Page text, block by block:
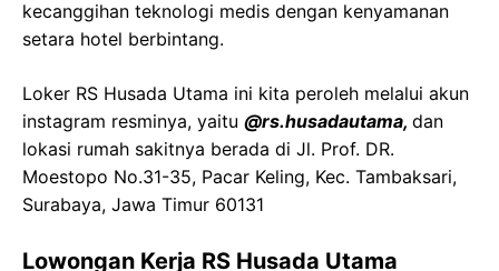
kecanggihan teknologi medis dengan kenyamanan
setara hotel berbintang.
Loker RS Husada Utama ini kita peroleh melalui akun
instagram resminya, yaitu @rs.husadautama, dan
lokasi rumah sakitnya berada di Jl. Prof. DR.
Moestopo No.31-35, Pacar Keling, Kec. Tambaksari,
Surabaya, Jawa Timur 60131
Lowongan Kerja RS Husada Utama